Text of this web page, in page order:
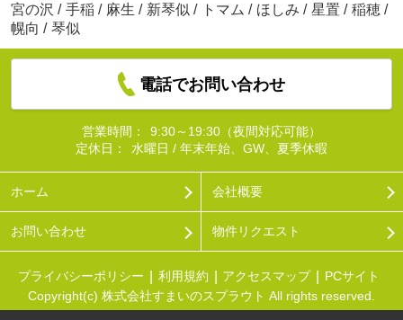
宮の沢 / 手稲 / 麻生 / 新琴似 / トマム / ほしみ / 星置 / 稲穂 /
幌向 / 琴似
電話でお問い合わせ
営業時間：
9:30～19:30（夜間対応可能）
定休日：
水曜日 / 年末年始、GW、夏季休暇
ホーム 会社概要
お問い合わせ 物件リクエスト
プライバシーポリシー 利用規約 アクセスマップ
PCサイト
Copyright(c) 株式会社すまいのスプラウト All rights reserved.